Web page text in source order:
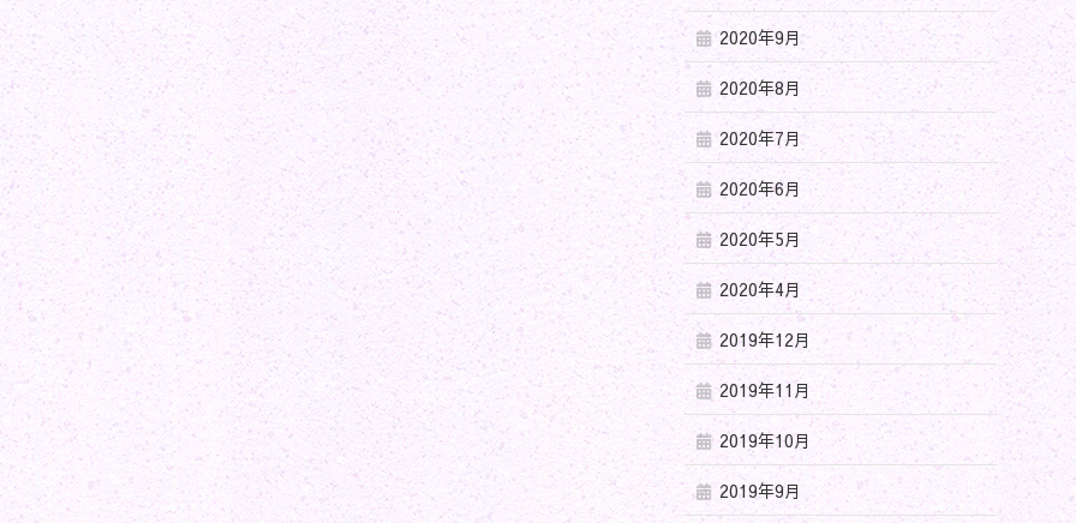
2020年9月
2020年8月
2020年7月
2020年6月
2020年5月
2020年4月
2019年12月
2019年11月
2019年10月
2019年9月